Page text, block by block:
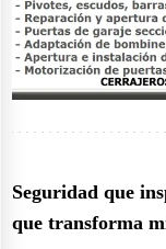
Seguridad que
que transforma